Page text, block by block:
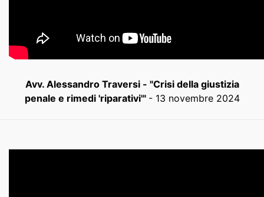
Avv. Alessandro Traversi - "Crisi della giustizia
penale e rimedi 'riparativi'" - 13 novembre 2024